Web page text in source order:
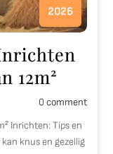
2026
12m²
0 comment
Inrichten: Tips en
knus en gezellig